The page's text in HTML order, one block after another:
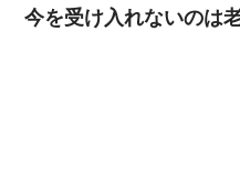
今を受け入れないのは